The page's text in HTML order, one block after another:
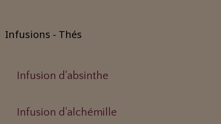
Infusions - Thés
Infusion d'absinthe
Infusion d'alchémille